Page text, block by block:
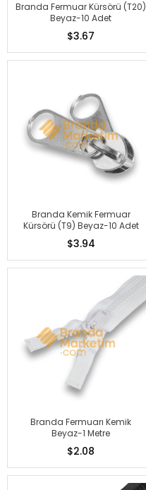
Branda Fermuar Kürsörü (T20)
Beyaz-10 Adet
$3.67
Branda Kemik Fermuar
Kürsörü (T9) Beyaz-10 Adet
$3.94
Branda Fermuarı Kemik
Beyaz-1 Metre
$2.08